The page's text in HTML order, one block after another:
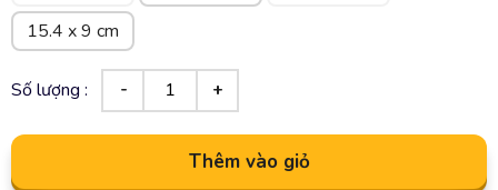
15.4 x 9 cm
Số lượng :
Thêm vào giỏ